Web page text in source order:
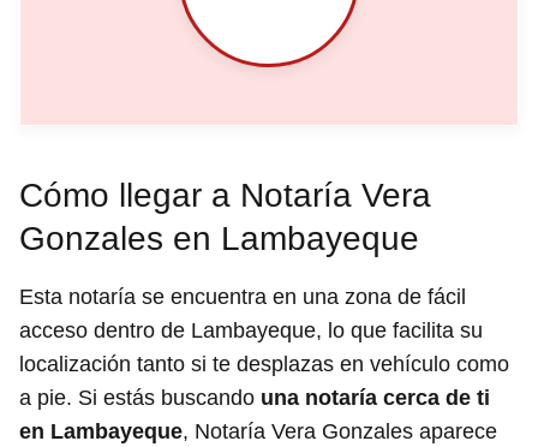
Cómo llegar a Notaría Vera
Gonzales en Lambayeque
Esta notaría se encuentra en una zona de fácil
acceso dentro de Lambayeque, lo que facilita su
localización tanto si te desplazas en vehículo como
a pie. Si estás buscando una notaría cerca de ti
en Lambayeque, Notaría Vera Gonzales aparece